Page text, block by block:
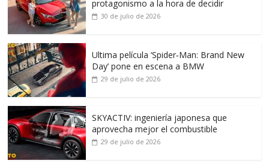
protagonismo a la hora de decidir
30 de julio de 2026
Ultima película ‘Spider‑Man: Brand New
Day’ pone en escena a BMW
29 de julio de 2026
SKYACTIV: ingeniería japonesa que
aprovecha mejor el combustible
29 de julio de 2026